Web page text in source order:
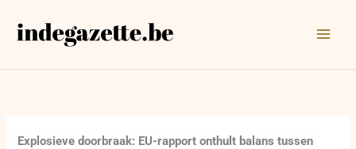
naar
Explosieve doorbraak: EU-rapport onthult balans tussen